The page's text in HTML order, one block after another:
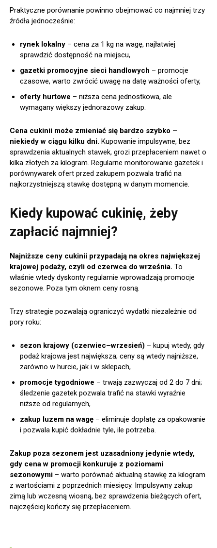
Praktyczne porównanie powinno obejmować co najmniej trzy
źródła jednocześnie:
rynek lokalny – cena za 1 kg na wagę, najłatwiej
sprawdzić dostępność na miejscu,
gazetki promocyjne sieci handlowych – promocje
czasowe, warto zwrócić uwagę na datę ważności oferty,
oferty hurtowe – niższa cena jednostkowa, ale
wymagany większy jednorazowy zakup.
Cena cukinii może zmieniać się bardzo szybko –
niekiedy w ciągu kilku dni. Kupowanie impulsywne, bez
sprawdzenia aktualnych stawek, grozi przepłaceniem nawet o
kilka złotych za kilogram. Regularne monitorowanie gazetek i
porównywarek ofert przed zakupem pozwala trafić na
najkorzystniejszą stawkę dostępną w danym momencie.
Kiedy kupować cukinię, żeby
zapłacić najmniej?
Najniższe ceny cukinii przypadają na okres największej
krajowej podaży, czyli od czerwca do września. To
właśnie wtedy dyskonty regularnie wprowadzają promocje
sezonowe. Poza tym oknem ceny rosną.
Trzy strategie pozwalają ograniczyć wydatki niezależnie od
pory roku:
sezon krajowy (czerwiec–wrzesień) – kupuj wtedy, gdy
podaż krajowa jest największa; ceny są wtedy najniższe,
zarówno w hurcie, jak i w sklepach,
promocje tygodniowe – trwają zazwyczaj od 2 do 7 dni;
śledzenie gazetek pozwala trafić na stawki wyraźnie
niższe od regularnych,
zakup luzem na wagę – eliminuje dopłatę za opakowanie
i pozwala kupić dokładnie tyle, ile potrzeba.
Zakup poza sezonem jest uzasadniony jedynie wtedy,
gdy cena w promocji konkuruje z poziomami
sezonowymi – warto porównać aktualną stawkę za kilogram
z wartościami z poprzednich miesięcy. Impulsywny zakup
zimą lub wczesną wiosną, bez sprawdzenia bieżących ofert,
najczęściej kończy się przepłaceniem.